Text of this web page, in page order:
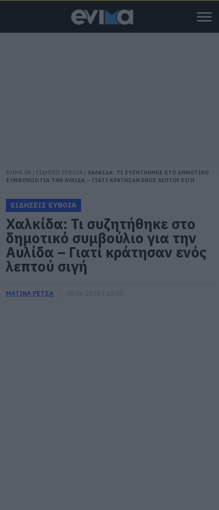
EVIMA.GR / ΕΙΔΗΣΕΙΣ ΕΥΒΟΙΑ / ΧΑΛΚΙΔΑ: ΤΙ ΣΥΖΗΤΗΘΗΚΕ ΣΤΟ ΔΗΜΟΤΙΚΟ
ΣΥΜΒΟΥΛΙΟ ΓΙΑ ΤΗΝ ΑΥΛΙΔΑ – ΓΙΑΤΙ ΚΡΑΤΗΣΑΝ ΕΝΟΣ ΛΕΠΤΟΥ ΣΙΓΗ
ΕΙΔΗΣΕΙΣ ΕΥΒΟΙΑ
Χαλκίδα: Τι συζητήθηκε στο
δημοτικό συμβούλιο για την
Αυλίδα – Γιατί κράτησαν ενός
λεπτού σιγή
ΜΑΤΙΝΑ ΡΕΤΣΑ